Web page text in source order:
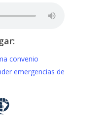
convenio
emergencias de